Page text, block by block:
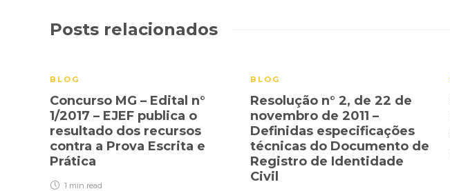
Posts relacionados
BLOG
Concurso MG – Edital n°
1/2017 – EJEF publica o
resultado dos recursos
contra a Prova Escrita e
Prática
1 min read
BLOG
Resolução n° 2, de 22 de
novembro de 2011 –
Definidas especificações
técnicas do Documento de
Registro de Identidade
Civil